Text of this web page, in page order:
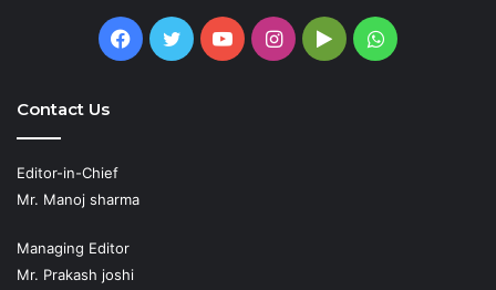
Facebook
TwitterYouTubeInstagram
GoogleWhatsApp
Contact Us
Editor-in-Chief
Mr. Manoj sharma
Managing Editor
Mr. Prakash joshi